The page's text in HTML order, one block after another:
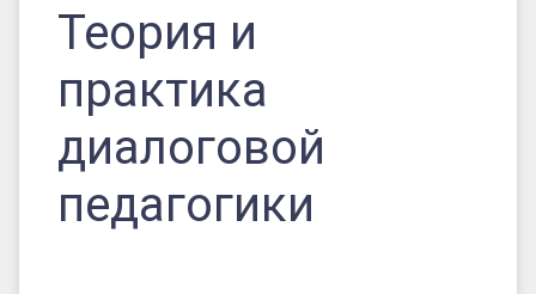
Теория и
практика
диалоговой
педагогики